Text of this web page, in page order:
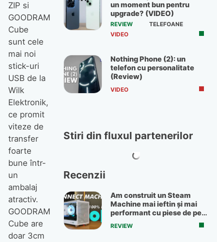
ZIP si
GOODRAM
Cube
sunt cele
mai noi
stick-uri
USB de la
Wilk
Elektronik,
ce promit
viteze de
transfer
foarte
bune într-
un
ambalaj
atractiv.
GOODRAM
Cube are
doar 3cm
un moment bun pentru
upgrade? (VIDEO)
REVIEW
TELEFOANE
VIDEO
Nothing Phone (2): un
telefon cu personalitate
(Review)
VIDEO
Stiri din fluxul partenerilor
Recenzii
Am construit un Steam
Machine mai ieftin și mai
performant cu piese de pe
OLX
REVIEW